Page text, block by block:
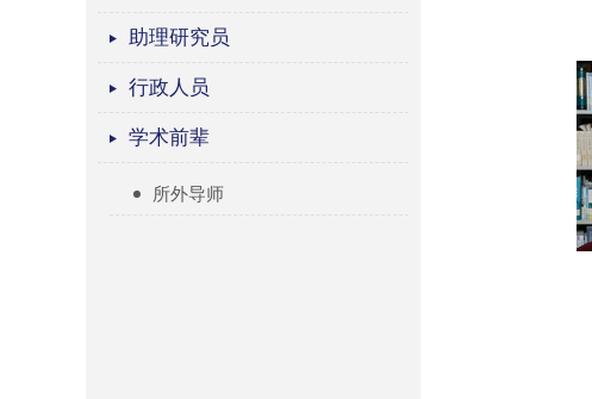
助理研究员
行政人员
学术前辈
所外导师